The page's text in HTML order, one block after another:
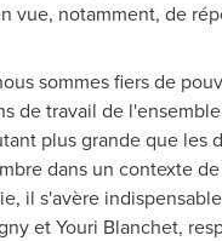
vue, notamment, de
sommes fiers de
de travail de
plus grande que
dans un contexte
il s'avère
etYouri Blanchet,